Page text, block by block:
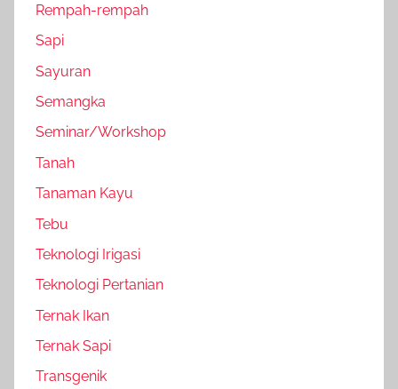
Rempah-rempah
Sapi
Sayuran
Semangka
Seminar/Workshop
Tanah
Tanaman Kayu
Tebu
Teknologi Irigasi
Teknologi Pertanian
Ternak Ikan
Ternak Sapi
Transgenik